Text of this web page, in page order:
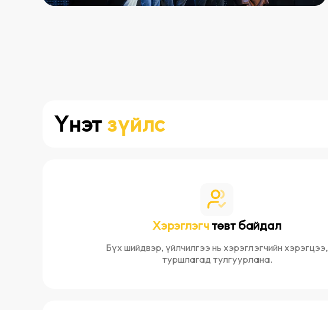
Үнэт зүйлс
Хэрэглэгч төвт байдал
Бүх шийдвэр, үйлчилгээ нь хэрэглэгчийн хэрэгцээ,
туршлагад тулгуурлана.